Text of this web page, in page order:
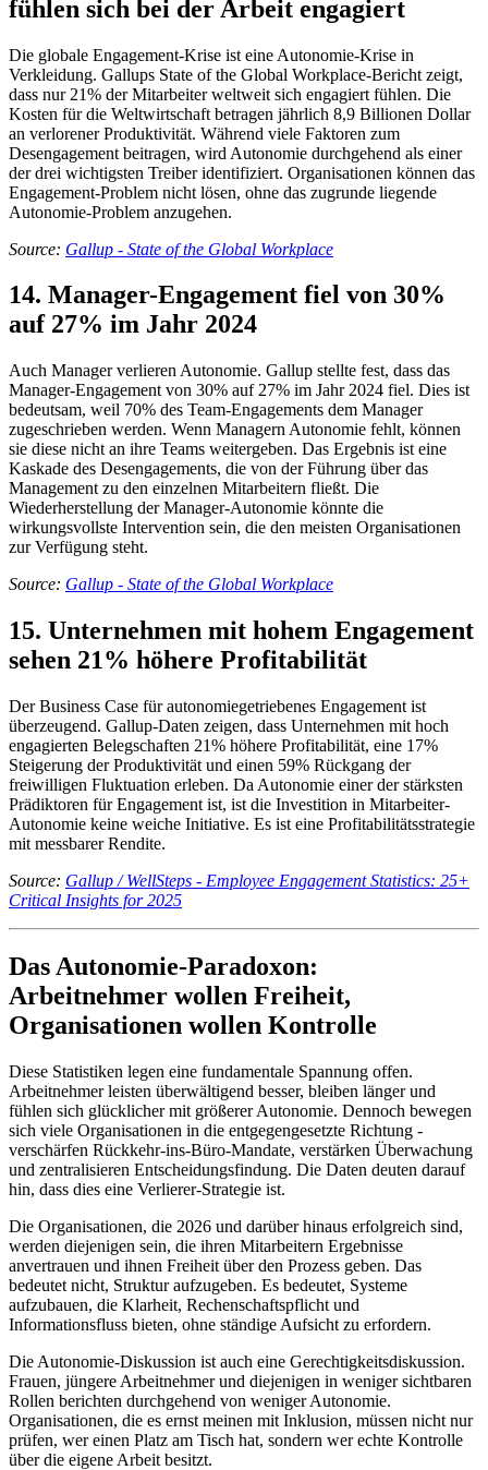
fühlen sich bei der Arbeit engagiert
Die globale Engagement-Krise ist eine Autonomie-Krise in
Verkleidung. Gallups State of the Global Workplace-Bericht zeigt,
dass nur 21% der Mitarbeiter weltweit sich engagiert fühlen. Die
Kosten für die Weltwirtschaft betragen jährlich 8,9 Billionen Dollar
an verlorener Produktivität. Während viele Faktoren zum
Desengagement beitragen, wird Autonomie durchgehend als einer
der drei wichtigsten Treiber identifiziert. Organisationen können das
Engagement-Problem nicht lösen, ohne das zugrunde liegende
Autonomie-Problem anzugehen.
Source: Gallup - State of the Global Workplace
14. Manager-Engagement fiel von 30%
auf 27% im Jahr 2024
Auch Manager verlieren Autonomie. Gallup stellte fest, dass das
Manager-Engagement von 30% auf 27% im Jahr 2024 fiel. Dies ist
bedeutsam, weil 70% des Team-Engagements dem Manager
zugeschrieben werden. Wenn Managern Autonomie fehlt, können
sie diese nicht an ihre Teams weitergeben. Das Ergebnis ist eine
Kaskade des Desengagements, die von der Führung über das
Management zu den einzelnen Mitarbeitern fließt. Die
Wiederherstellung der Manager-Autonomie könnte die
wirkungsvollste Intervention sein, die den meisten Organisationen
zur Verfügung steht.
Source: Gallup - State of the Global Workplace
15. Unternehmen mit hohem Engagement
sehen 21% höhere Profitabilität
Der Business Case für autonomiegetriebenes Engagement ist
überzeugend. Gallup-Daten zeigen, dass Unternehmen mit hoch
engagierten Belegschaften 21% höhere Profitabilität, eine 17%
Steigerung der Produktivität und einen 59% Rückgang der
freiwilligen Fluktuation erleben. Da Autonomie einer der stärksten
Prädiktoren für Engagement ist, ist die Investition in Mitarbeiter-
Autonomie keine weiche Initiative. Es ist eine Profitabilitätsstrategie
mit messbarer Rendite.
Source: Gallup / WellSteps - Employee Engagement Statistics: 25+
Critical Insights for 2025
Das Autonomie-Paradoxon:
Arbeitnehmer wollen Freiheit,
Organisationen wollen Kontrolle
Diese Statistiken legen eine fundamentale Spannung offen.
Arbeitnehmer leisten überwältigend besser, bleiben länger und
fühlen sich glücklicher mit größerer Autonomie. Dennoch bewegen
sich viele Organisationen in die entgegengesetzte Richtung -
verschärfen Rückkehr-ins-Büro-Mandate, verstärken Überwachung
und zentralisieren Entscheidungsfindung. Die Daten deuten darauf
hin, dass dies eine Verlierer-Strategie ist.
Die Organisationen, die 2026 und darüber hinaus erfolgreich sind,
werden diejenigen sein, die ihren Mitarbeitern Ergebnisse
anvertrauen und ihnen Freiheit über den Prozess geben. Das
bedeutet nicht, Struktur aufzugeben. Es bedeutet, Systeme
aufzubauen, die Klarheit, Rechenschaftspflicht und
Informationsfluss bieten, ohne ständige Aufsicht zu erfordern.
Die Autonomie-Diskussion ist auch eine Gerechtigkeitsdiskussion.
Frauen, jüngere Arbeitnehmer und diejenigen in weniger sichtbaren
Rollen berichten durchgehend von weniger Autonomie.
Organisationen, die es ernst meinen mit Inklusion, müssen nicht nur
prüfen, wer einen Platz am Tisch hat, sondern wer echte Kontrolle
über die eigene Arbeit besitzt.